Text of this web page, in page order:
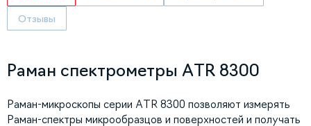
Отзывы
Раман спектрометры ATR 8300
Раман-микроскопы серии ATR 8300 позволяют измерять
Раман-спектры микрообразцов и поверхностей и получать